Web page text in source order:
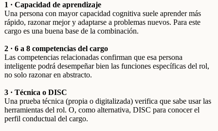
1 · Capacidad de aprendizaje
Una persona con mayor capacidad cognitiva suele aprender más
rápido, razonar mejor y adaptarse a problemas nuevos. Para este
cargo es una buena base de la combinación.
2 · 6 a 8 competencias del cargo
Las competencias relacionadas confirman que esa persona
inteligente podrá desempeñar bien las funciones específicas del rol,
no solo razonar en abstracto.
3 · Técnica o DISC
Una prueba técnica (propia o digitalizada) verifica que sabe usar las
herramientas del rol. O, como alternativa, DISC para conocer el
perfil conductual del cargo.